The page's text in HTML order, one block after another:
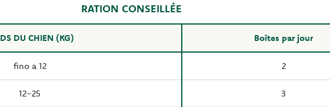
RATION CONSEILLÉE
DU CHIEN (KG) Boîtes par jour
fino a 12 2
12-25 3